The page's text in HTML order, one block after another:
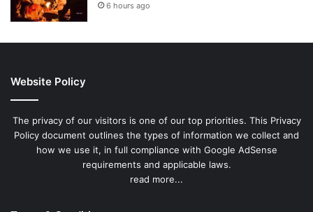
6 hours ago
Website Policy
The privacy of our visitors is one of our top priorities. This Privacy
Policy document outlines the types of information we collect and
how we use it, in full compliance with Google AdSense
requirements and applicable laws.
read more...